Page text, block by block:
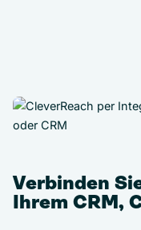
Verbinden
Ihrem CRM,